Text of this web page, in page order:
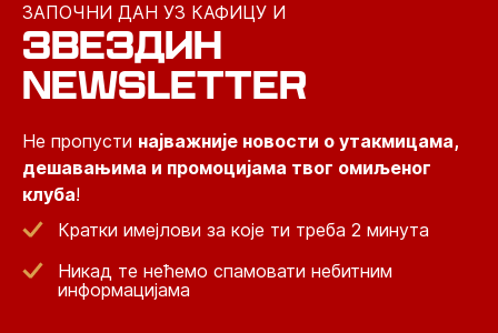
ЗАПОЧНИ ДАН УЗ КАФИЦУ И
ЗВЕЗДИН
NEWSLETTER
Не пропусти најважније новости о утакмицама,
дешавањима и промоцијама твог омиљеног
клуба!
Кратки имејлови за које ти треба 2 минута
Никад те нећемо спамовати небитним
информацијама